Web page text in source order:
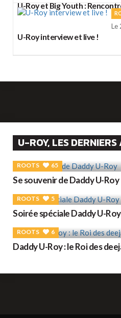
U-Roy et Big Youth :
Le
U-Roy interview et live !
U-ROY, LES
ROOTS 65
Se souvenir de Daddy U-Roy
ROOTS 5
Soirée spéciale Daddy U-
ROOTS 6
Daddy U-Roy : le Roi des